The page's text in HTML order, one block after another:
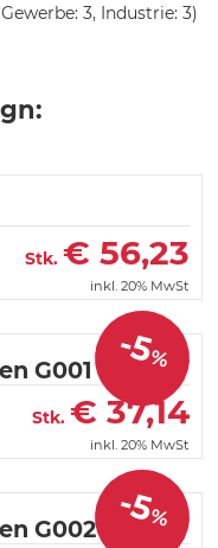
3, Industrie: 3)
Stk. € 56,23
inkl. 20% MwSt
-5%
G001
Stk. € 37,14
inkl. 20% MwSt
-5%
G002